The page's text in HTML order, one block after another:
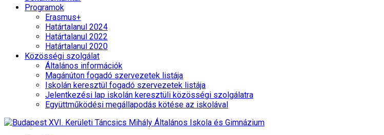
Programok
Erasmus+
Határtalanul 2024
Határtalanul 2022
Határtalanul 2020
Közösségi szolgálat
Általános információk
Magánúton fogadó szervezetek listája
Iskolán keresztül fogadó szervezetek listája
Jelentkezési lap iskolán keresztüli közösségi szolgálatra
Együttműködési megállapodás kötése az iskolával